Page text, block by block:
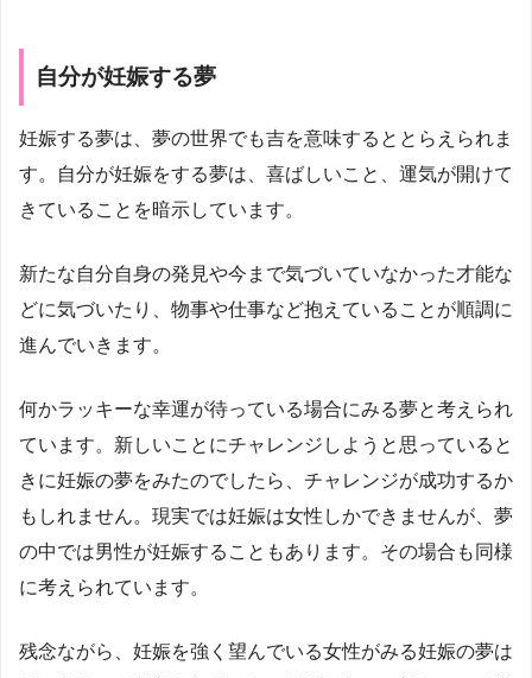
自分が妊娠する夢
妊娠する夢は、夢の世界でも吉を意味するととらえられま
す。自分が妊娠をする夢は、喜ばしいこと、運気が開けて
きていることを暗示しています。
新たな自分自身の発見や今まで気づいていなかった才能な
どに気づいたり、物事や仕事など抱えていることが順調に
進んでいきます。
何かラッキーな幸運が待っている場合にみる夢と考えられ
ています。新しいことにチャレンジしようと思っていると
きに妊娠の夢をみたのでしたら、チャレンジが成功するか
もしれません。現実では妊娠は女性しかできませんが、夢
の中では男性が妊娠することもあります。その場合も同様
に考えられています。
残念ながら、妊娠を強く望んでいる女性がみる妊娠の夢は